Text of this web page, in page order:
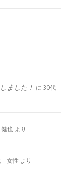
ました！ に 30代
健也 より
女性 より